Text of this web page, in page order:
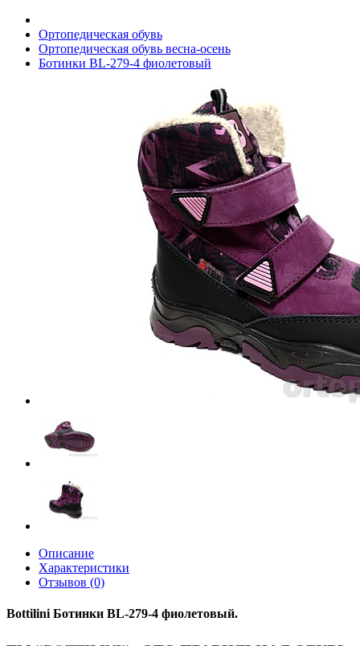
Ортопедическая обувь
Ортопедическая обувь весна-осень
Ботинки BL-279-4 фиолетовый
Описание
Характеристики
Отзывов (0)
Bottilini Ботинки BL-279-4 фиолетовый.